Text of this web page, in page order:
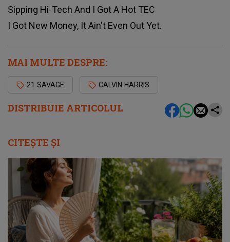
DISTRIBUIE ARTICOLUL
Sipping Hi-Tech And I Got A Hot TEC
I Got New Money, It Ain't Even Out Yet.
MAI MULTE DESPRE:
21 SAVAGE CALVIN HARRIS
CITEȘTE ȘI